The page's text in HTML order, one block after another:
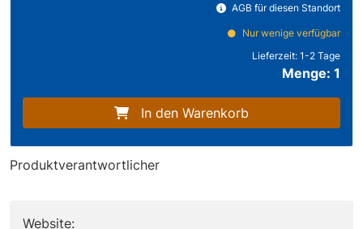
AGB für diesen Standort
Nur wenige verfügbar
Lieferzeit: 1-2 Tage
Menge: 1
In den Warenkorb
Produktverantwortlicher
Website: